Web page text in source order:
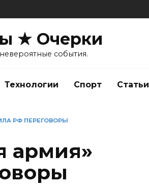
★ Очерки
события.
Технологии Спорт Статьи
РФ ПЕРЕГОВОРЫ
армия»